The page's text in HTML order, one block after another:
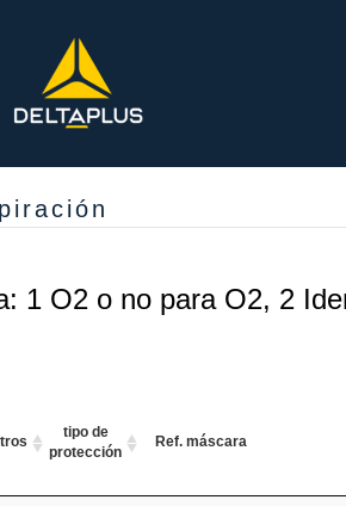
1 O2 o no para O2, 2
tipo de
protección
Ref. máscara